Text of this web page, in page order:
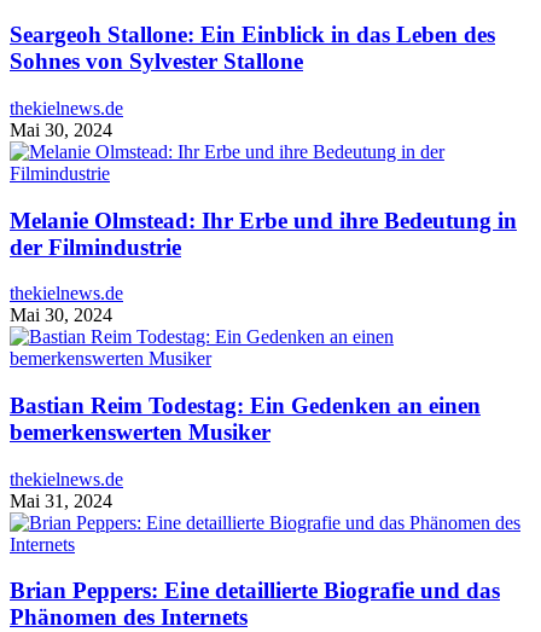
Seargeoh Stallone: Ein Einblick in das Leben des
Sohnes von Sylvester Stallone
thekielnews.de
Mai 30, 2024
Melanie Olmstead: Ihr Erbe und ihre Bedeutung in
der Filmindustrie
thekielnews.de
Mai 30, 2024
Bastian Reim Todestag: Ein Gedenken an einen
bemerkenswerten Musiker
thekielnews.de
Mai 31, 2024
Brian Peppers: Eine detaillierte Biografie und das
Phänomen des Internets